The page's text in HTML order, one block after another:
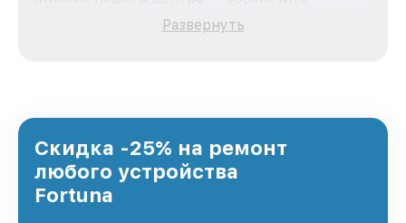
качественный и доступный ремонт для
каждого пользователя продукции Fortuna, вне
Казани, постоянно повышая уровень доверия
и лояльности наших клиентов.
Развернуть
Скидка -25% на ремонт
любого устройства
Fortuna